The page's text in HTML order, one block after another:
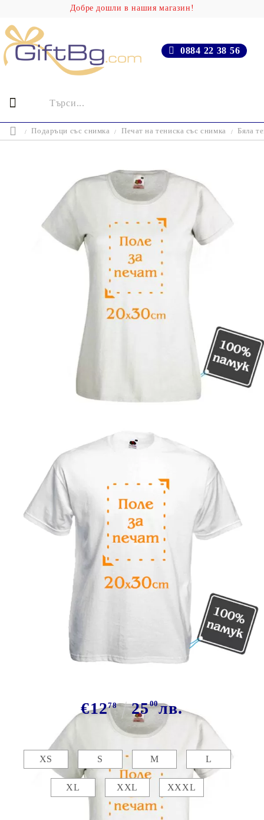
Добре дошли в нашия магазин!
0884 22 38 56
Подаръци със снимка Печат на тениска със снимка Бяла
Бяла тениска със снимка 20х30см
€1278 2500лв.
Таблица с размери
XS S M L
XL XXL XXXL